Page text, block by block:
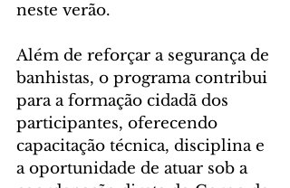
neste verão.
Além de reforçar a segurança de
banhistas, o programa contribui
para a formação cidadã dos
participantes, oferecendo
capacitação técnica, disciplina e
a oportunidade de atuar sob a